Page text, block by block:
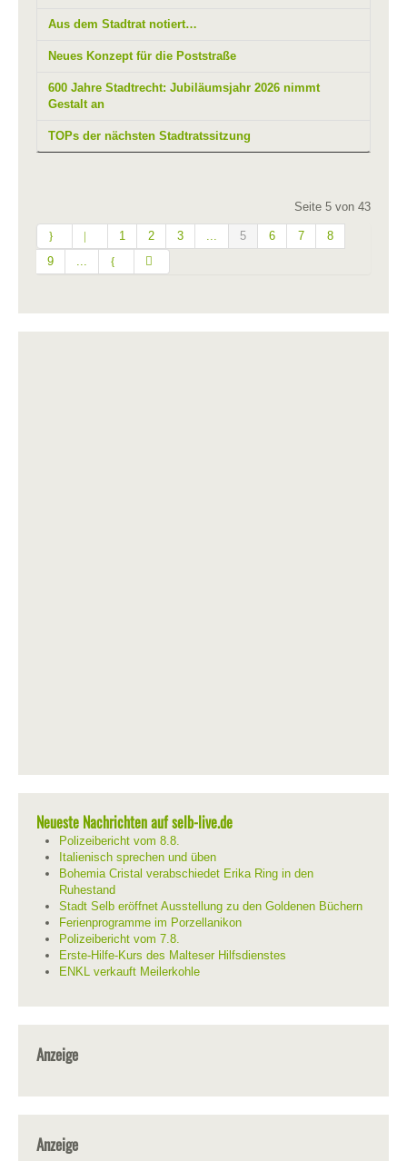
Aus dem Stadtrat notiert…
Neues Konzept für die Poststraße
600 Jahre Stadtrecht: Jubiläumsjahr 2026 nimmt
Gestalt an
TOPs der nächsten Stadtratssitzung
Seite 5 von 43
1 2 3 5 6 7
8
9
Neueste Nachrichten auf selb-live.de
Polizeibericht vom 8.8.
Italienisch sprechen und üben
Bohemia Cristal verabschiedet Erika Ring in den
Ruhestand
Stadt Selb eröffnet Ausstellung zu den Goldenen Büchern
Ferienprogramme im Porzellanikon
Polizeibericht vom 7.8.
Erste-Hilfe-Kurs des Malteser Hilfsdienstes
ENKL verkauft Meilerkohle
Anzeige
Anzeige